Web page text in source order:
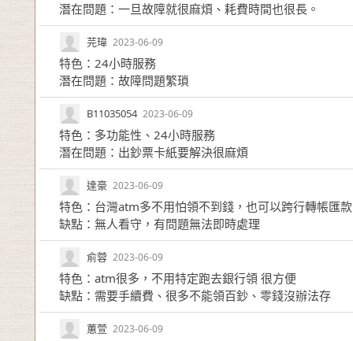
潛在問題：一旦故障就很麻煩、耗費時間也很長。
芫瑋 2023-06-09
特色：24小時服務
潛在問題：故障問題繁瑣
B11035054 2023-06-09
特色：多功能性、24小時服務
潛在問題：出鈔票卡紙要解決很麻煩
達豪 2023-06-09
特色：台灣atm多不用怕領不到錢，也可以跨行轉帳匯
缺點：無人看守，有問題無法即時處理
俞蓉 2023-06-09
特色：atm很多，不用特定跑去銀行領 很方便
缺點：需要手續費、很多不能領百鈔、零錢沒辦法存
蕙萱 2023-06-09